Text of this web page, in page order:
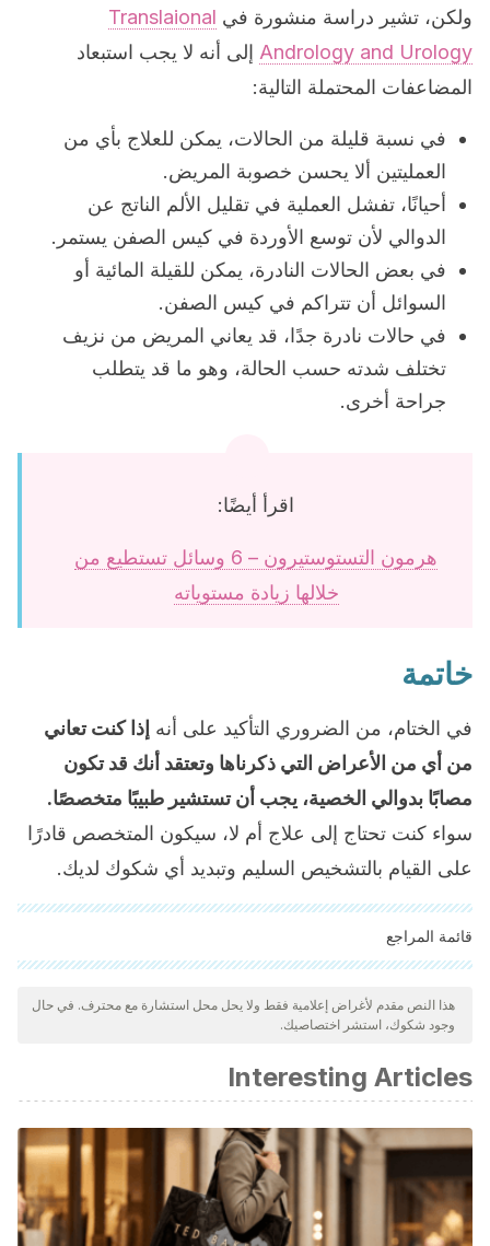
ولكن، تشير دراسة منشورة في Translaional
Andrology and Urology إلى أنه لا يجب استبعاد
المضاعفات المحتملة التالية:
في نسبة قليلة من الحالات، يمكن للعلاج بأي من
العمليتين ألا يحسن خصوبة المريض.
أحيانًا، تفشل العملية في تقليل الألم الناتج عن
الدوالي لأن توسع الأوردة في كيس الصفن يستمر.
في بعض الحالات النادرة، يمكن للقيلة المائية أو
السوائل أن تتراكم في كيس الصفن.
في حالات نادرة جدًا، قد يعاني المريض من نزيف
تختلف شدته حسب الحالة، وهو ما قد يتطلب
جراحة أخرى.
اقرأ أيضًا:
هرمون التستوستيرون – 6 وسائل تستطيع من
خلالها زيادة مستوياته
خاتمة
في الختام، من الضروري التأكيد على أنه إذا كنت تعاني
من أي من الأعراض التي ذكرناها وتعتقد أنك قد تكون
مصابًا بدوالي الخصية، يجب أن تستشير طبيبًا متخصصًا.
سواء كنت تحتاج إلى علاج أم لا، سيكون المتخصص قادرًا
على القيام بالتشخيص السليم وتبديد أي شكوك لديك.
قائمة المراجع
"تمت مراجعة جميع المصادر المذكورة بعناية شديدة من قبل فريقنا
لضمان جودتها وموثوقيتها وتحديثها وصحتها. تم اعتبار الببليوغرافيا لهذه
المقالة موثوقة ودقيقة من الناحية الأكاديمية أو العلمية.
Briceño, L., Díaz, I., Gómez, P., & Cavelier, L. E. (2008).
Varicocele e infertilidad masculina. Revista Urología
Colombiana, 17(1).
Castañeda VJC, Serrano BEA, Tapia SR, et al. Impacto de la
varicocelectomía bilateral en el análisis de semen y su
efecto en la fertilidad. Bol Col Mex Urol. 2005;20(2):34-40.
هذا النص مقدم لأغراض إعلامية فقط ولا يحل محل استشارة مع محترف. في حال
وجود شكوك، استشر اختصاصيك.
Interesting Articles